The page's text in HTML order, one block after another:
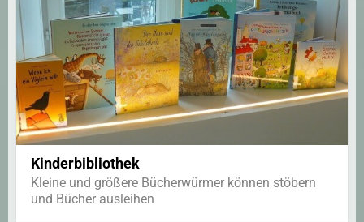
Kinderbibliothek
Kleine und größere Bücherwürmer können stöbern
und Bücher ausleihen